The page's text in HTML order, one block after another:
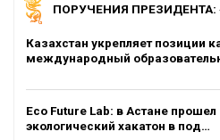
ПОРУЧЕНИЯ
Казахстан укрепляет позиции
международный
Eco Future Lab: в Астане прошел
экологический хакатон в под…